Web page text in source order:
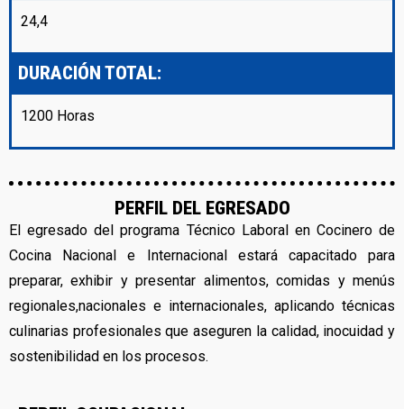
24,4
DURACIÓN TOTAL:
1200 Horas
PERFIL DEL EGRESADO
El egresado del programa Técnico Laboral en Cocinero de
Cocina Nacional e Internacional estará capacitado para
preparar, exhibir y presentar alimentos, comidas y menús
regionales,nacionales e internacionales, aplicando técnicas
culinarias profesionales que aseguren la calidad, inocuidad y
sostenibilidad en los procesos.